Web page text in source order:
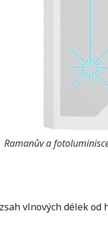
Ramanův a
vlnových délek od